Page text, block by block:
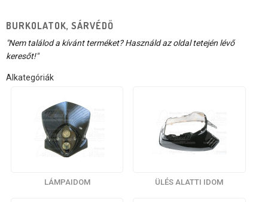
BURKOLATOK, SÁRVÉDŐ
"Nem találod a kívánt terméket? Használd az oldal tetején lévő
keresőt!"
Alkategóriák
LÁMPAIDOM ÜLÉS ALATTI IDOM